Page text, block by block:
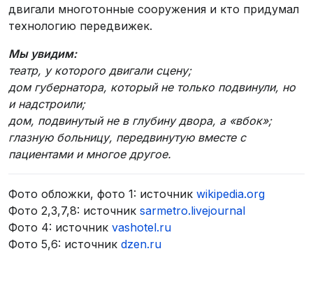
двигали многотонные сооружения и кто придумал
технологию передвижек.
Мы увидим:
театр, у которого двигали сцену;
дом губернатора, который не только подвинули, но
и надстроили;
дом, подвинутый не в глубину двора, а «вбок»;
глазную больницу, передвинутую вместе с
пациентами и многое другое.
Фото обложки, фото 1: источник wikipedia.org
Фото 2,3,7,8: источник sarmetro.livejournal
Фото 4: источник vashotel.ru
Фото 5,6: источник dzen.ru